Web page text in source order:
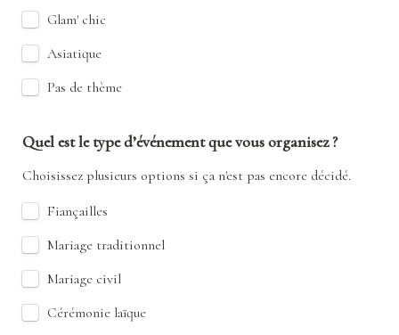
Glam' chic
Asiatique
Pas de thème
Quel est le type d’événement que vous organisez ?
Choisissez plusieurs options si ça n'est pas encore décidé.
Fiançailles
Mariage traditionnel
Mariage civil
Cérémonie laïque